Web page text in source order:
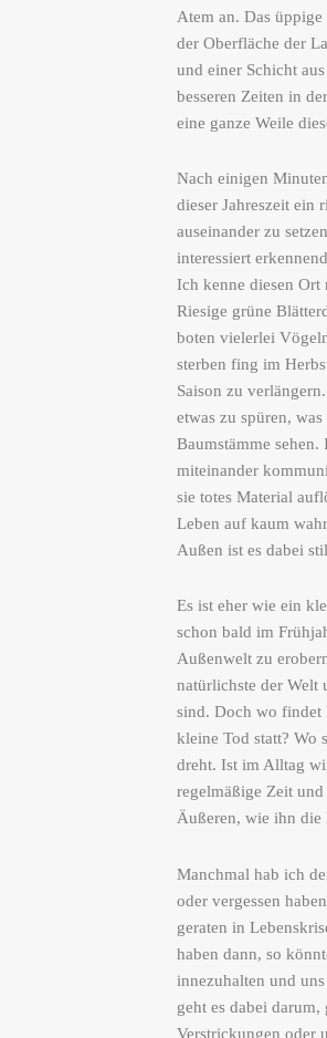
Atem an. Das
der Oberfläche der
und einer Schicht
besseren Zeiten in
eine ganze Weile
Nach einigen
dieser Jahreszeit ein
auseinander zu
interessiert
Ich kenne diesen
Riesige grüne
boten vielerlei
sterben fing im
Saison zu
etwas zu spüren,
Baumstämme sehen.
miteinander
sie totes Material
Leben auf kaum
Außen ist es dabei
Es ist eher wie ein
schon bald im
Außenwelt zu
natürlichste der Welt
sind. Doch wo findet
kleine Tod statt? Wo
dreht. Ist im Alltag
regelmäßige Zeit
Äußeren, wie ihn die
Manchmal hab ich
oder vergessen
geraten in
haben dann, so
innezuhalten und
geht es dabei
Verstrickungen oder